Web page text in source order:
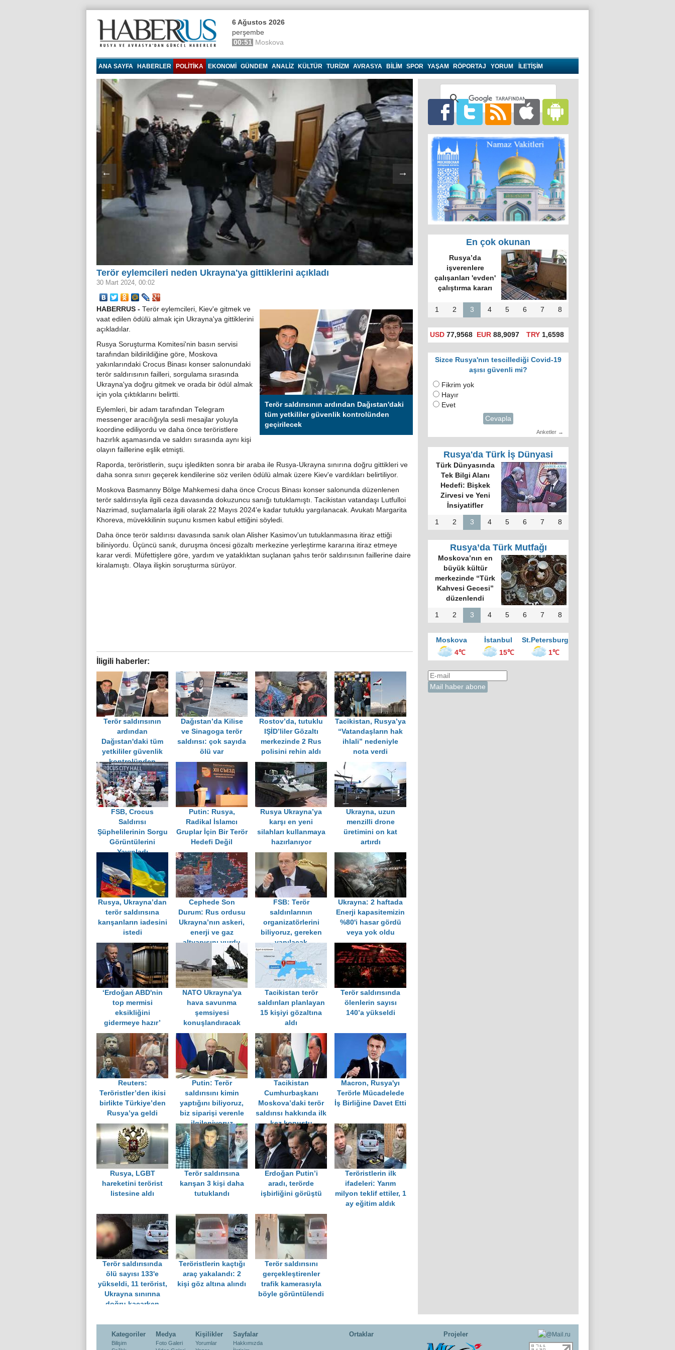
6 Ağustos 2026
perşembe
00:51 Moskova
ANA SAYFA HABERLER POLITIKA EKONOMI GÜNDEM ANALIZ KÜLTÜR TURIZM AVRASYA BILIM SPOR YAŞAM RÖPORTAJ YORUM İLETİŞİM
← →
Terör eylemcileri neden Ukrayna'ya gittiklerini açıkladı
30 Mart 2024, 00:02
Terör saldırısının ardından Dağıstan'daki
tüm yetkililer güvenlik kontrolünden
geçirilecek
HABERRUS - Terör eylemcileri, Kiev'e gitmek ve
vaat edilen ödülü almak için Ukrayna'ya gittiklerini
açıkladılar.
Rusya Soruşturma Komitesi'nin basın servisi
tarafından bildirildiğine göre, Moskova
yakınlarındaki Crocus Binası konser salonundaki
terör saldırısının failleri, sorgulama sırasında
Ukrayna'ya doğru gitmek ve orada bir ödül almak
için yola çıktıklarını belirtti.
Eylemleri, bir adam tarafından Telegram
messenger aracılığıyla sesli mesajlar yoluyla
koordine ediliyordu ve daha önce teröristlere
hazırlık aşamasında ve saldırı sırasında aynı kişi
olayın faillerine eşlik etmişti.
Raporda, teröristlerin, suçu işledikten sonra bir araba ile Rusya-Ukrayna sınırına doğru gittikleri ve
daha sonra sınırı geçerek kendilerine söz verilen ödülü almak üzere Kiev'e vardıkları belirtiliyor.
Moskova Basmanny Bölge Mahkemesi daha önce Crocus Binası konser salonunda düzenlenen
terör saldırısıyla ilgili ceza davasında dokuzuncu sanığı tutuklamıştı. Tacikistan vatandaşı Lutfulloi
Nazrimad, suçlamalarla ilgili olarak 22 Mayıs 2024'e kadar tutuklu yargılanacak. Avukatı Margarita
Khoreva, müvekkilinin suçunu kısmen kabul ettiğini söyledi.
Daha önce terör saldırısı davasında sanık olan Alisher Kasimov'un tutuklanmasına itiraz ettiği
biliniyordu. Üçüncü sanık, duruşma öncesi gözaltı merkezine yerleştirme kararına itiraz etmeye
karar verdi. Müfettişlere göre, yardım ve yataklıktan suçlanan şahıs terör saldırısının faillerine daire
kiralamıştı. Olaya ilişkin soruşturma sürüyor.
İligili haberler:
Terör saldırısının
ardından
Dağıstan'daki tüm
yetkililer güvenlik
kontrolünden
geçirilecek
Dağıstan’da Kilise
ve Sinagoga terör
saldırısı: çok sayıda
ölü var
Rostov’da, tutuklu
IŞİD’liler Gözaltı
merkezinde 2 Rus
polisini rehin aldı
Tacikistan, Rusya’ya
“Vatandaşların hak
ihlali” nedeniyle
nota verdi
FSB, Crocus
Saldırısı
Şüphelilerinin Sorgu
Görüntülerini
Yayınladı
Putin: Rusya,
Radikal İslamcı
Gruplar İçin Bir Terör
Hedefi Değil
Rusya Ukrayna’ya
karşı en yeni
silahları kullanmaya
hazırlanıyor
Ukrayna, uzun
menzilli drone
üretimini on kat
artırdı
Rusya, Ukrayna’dan
terör saldırısına
karışanların iadesini
istedi
Cephede Son
Durum: Rus ordusu
Ukrayna’nın askeri,
enerji ve gaz
altyapısını vurdu
FSB: Terör
saldırılarının
organizatörlerini
biliyoruz, gereken
yapılacak
Ukrayna: 2 haftada
Enerji kapasitemizin
%80'i hasar gördü
veya yok oldu
‘Erdoğan ABD'nin
top mermisi
eksikliğini
gidermeye hazır’
NATO Ukrayna'ya
hava savunma
şemsiyesi
konuşlandıracak
Tacikistan terör
saldırıları planlayan
15 kişiyi gözaltına
aldı
Terör saldırısında
ölenlerin sayısı
140’a yükseldi
Reuters:
Teröristler’den ikisi
birlikte Türkiye’den
Rusya’ya geldi
Putin: Terör
saldırısını kimin
yaptığını biliyoruz,
biz siparişi verenle
ilgileniyoruz
Tacikistan
Cumhurbaşkanı
Moskova’daki terör
saldırısı hakkında ilk
kez konuştu
Macron, Rusya'yı
Terörle Mücadelede
İş Birliğine Davet Etti
Rusya, LGBT
hareketini terörist
listesine aldı
Terör saldırısına
karışan 3 kişi daha
tutuklandı
Erdoğan Putin’i
aradı, terörde
işbirliğini görüştü
Teröristlerin ilk
ifadeleri: Yarım
milyon teklif ettiler, 1
ay eğitim aldık
Terör saldırısında
ölü sayısı 133'e
yükseldi, 11 terörist,
Ukrayna sınırına
doğru kaçarken
Teröristlerin kaçtığı
araç yakalandı: 2
kişi göz altına alındı
Terör saldırısını
gerçekleştirenler
trafik kamerasıyla
böyle görüntülendi
En çok okunan
Rusya’da
işverenlere
çalışanları 'evden'
çalıştırma kararı
1 2 3 4 5 6 7 8
USD 77,9568 EUR 88,9097 TRY1,6598
Sizce Rusya'nın tescillediği Covid-19
aşısı güvenli mi?
Fikrim yok
Hayır
Evet
Cevapla
Anketler →
Rusya'da Türk İş Dünyasi
Türk Dünyasında
Tek Bilgi Alanı
Hedefi: Bişkek
Zirvesi ve Yeni
İnsiyatifler
1 2 3 4 5 6 7 8
Rusya’da Türk Mutfağı
Moskova’nın en
büyük kültür
merkezinde “Türk
Kahvesi Gecesi”
düzenlendi
1 2 3 4 5 6 7 8
Moskova İstanbul
St.Petersburg
4℃
15℃ 1℃
Kategoriler
Bilişim
Medya
Foto Galeri
Kişilikler
Yorumlar
Sayfalar
Hakkımızda
Ortaklar Projeler